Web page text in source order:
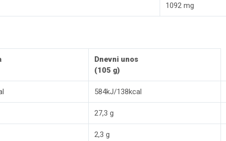
1092 mg
Dnevni unos
(105 g)
584kJ/138kcal
27,3 g
2,3 g